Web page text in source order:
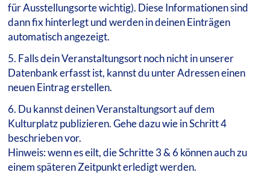
für Ausstellungsorte wichtig). Diese Informationen sind
dann fix hinterlegt und werden in deinen Einträgen
automatisch angezeigt.
5. Falls dein Veranstaltungsort noch nicht in unserer
Datenbank erfasst ist, kannst du unter Adressen einen
neuen Eintrag erstellen.
6. Du kannst deinen Veranstaltungsort auf dem
Kulturplatz publizieren. Gehe dazu wie in Schritt 4
beschrieben vor.
Hinweis: wenn es eilt, die Schritte 3 & 6 können auch zu
einem späteren Zeitpunkt erledigt werden.